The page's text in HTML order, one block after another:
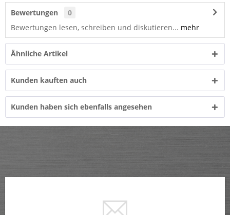
Bewertungen
0
Bewertungen lesen, schreiben und diskutieren... mehr
Ähnliche Artikel
Kunden kauften auch
Kunden haben sich ebenfalls angesehen